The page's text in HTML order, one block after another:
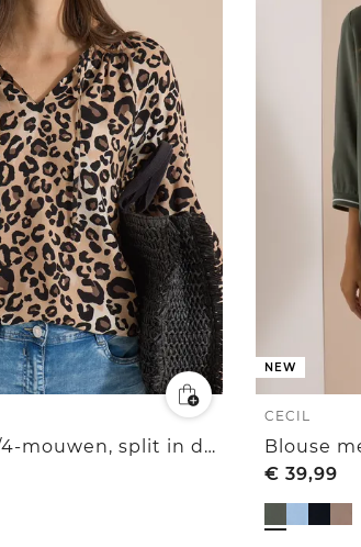
Tuniek met 3/4-mouwen, split in de hals en print
NEW
CECIL
Blouse
€ 39,99